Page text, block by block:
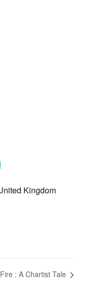
Kingdom
: A Chartist Tale